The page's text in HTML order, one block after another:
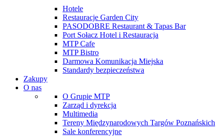
Hotele
Restauracje Garden City
PASODOBRE Restaurant & Tapas Bar
Port Sołacz Hotel i Restauracja
MTP Cafe
MTP Bistro
Darmowa Komunikacja Miejska
Standardy bezpieczeństwa
Zakupy
O nas
O Grupie MTP
Zarząd i dyrekcja
Multimedia
Tereny Międzynarodowych Targów Poznańskich
Sale konferencyjne